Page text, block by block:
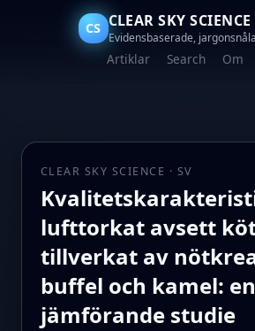
CS CLEAR SKY SCIENCE
Evidensbaserade,
Artiklar Search Om
CLEAR SKY SCIENCE · SV
lufttorkat avsett
tillverkat av
buffel och kamel: en
jämförande studie